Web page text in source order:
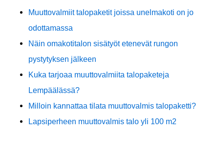
Muuttovalmiit talopaketit joissa unelmakoti on jo
odottamassa
Näin omakotitalon sisätyöt etenevät rungon
pystytyksen jälkeen
Kuka tarjoaa muuttovalmiita talopaketeja
Lempäälässä?
Milloin kannattaa tilata muuttovalmis talopaketti?
Lapsiperheen muuttovalmis talo yli 100 m2